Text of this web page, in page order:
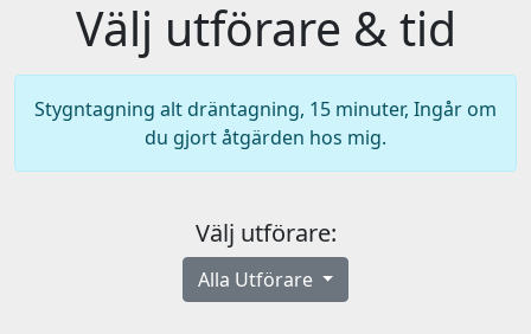
Välj utförare & tid
Stygntagning alt dräntagning, 15 minuter, Ingår om
du gjort åtgärden hos mig.
Välj utförare:
Alla Utförare